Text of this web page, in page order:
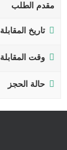
مقدم الطلب
تاريخ المقابلة
وقت المقابلة
حالة الحجز